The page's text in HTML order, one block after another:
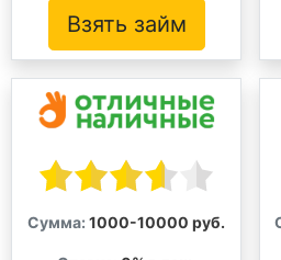
Взять займ
Сумма: 1000-10000 руб.